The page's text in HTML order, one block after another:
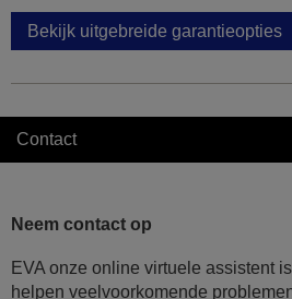
Bekijk uitgebreide garantieopties
Contact
Neem contact op
EVA onze online virtuele assistent
helpen veelvoorkomende